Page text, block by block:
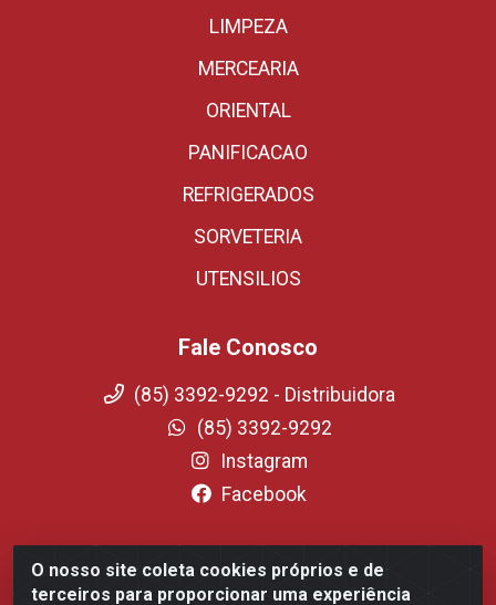
O nosso site coleta cookies próprios e de
terceiros para proporcionar uma experiência
LIMPEZA
MERCEARIA
ORIENTAL
PANIFICACAO
REFRIGERADOS
SORVETERIA
UTENSILIOS
Fale Conosco
(85) 3392-9292 - Distribuidora
(85) 3392-9292
Instagram
Facebook
Fortali Distribuidora de Alimentos LTDA - Avenida